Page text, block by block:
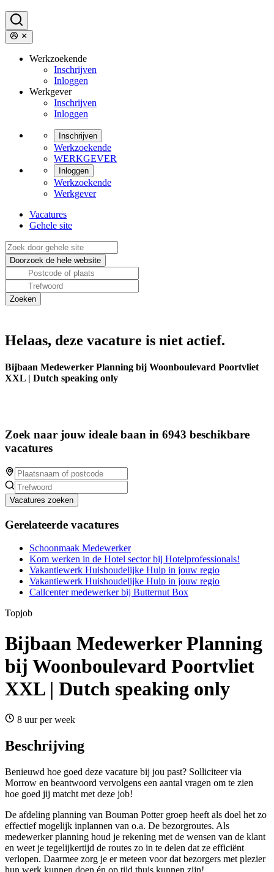
Werkzoekende
Inschrijven
Inloggen
Werkgever
Inschrijven
Inloggen
Inschrijven
Werkzoekende
WERKGEVER
Inloggen
Werkzoekende
Werkgever
Vacatures
Gehele site
Helaas, deze vacature is niet actief.
Bijbaan Medewerker Planning bij Woonboulevard Poortvliet
XXL | Dutch speaking only
Zoek naar jouw ideale baan in 6943 beschikbare
vacatures
Vacatures zoeken
Gerelateerde vacatures
Schoonmaak Medewerker
Kom werken in de Hotel sector bij Hotelprofessionals!
Vakantiewerk Huishoudelijke Hulp in jouw regio
Vakantiewerk Huishoudelijke Hulp in jouw regio
Callcenter medewerker bij Butternut Box
Topjob
Bijbaan Medewerker Planning
bij Woonboulevard Poortvliet
XXL | Dutch speaking only
8 uur per week
Beschrijving
Benieuwd hoe goed deze vacature bij jou past? Solliciteer via
Morrow en beantwoord vervolgens een aantal vragen om te zien
hoe goed jij matcht met deze job!
De afdeling planning van Bouman Potter groep heeft als doel het zo
effectief mogelijk inplannen van o.a. De bezorgroutes. Als
medewerker planning houd je rekening met de wensen van de klant
en weet je tegelijkertijd de routes zo in te delen dat ze efficiënt
verlopen. Daarmee zorg je er meteen voor dat bezorgers met plezier
hun werk kunnen doen én op tijd thuis kunnen zijn!